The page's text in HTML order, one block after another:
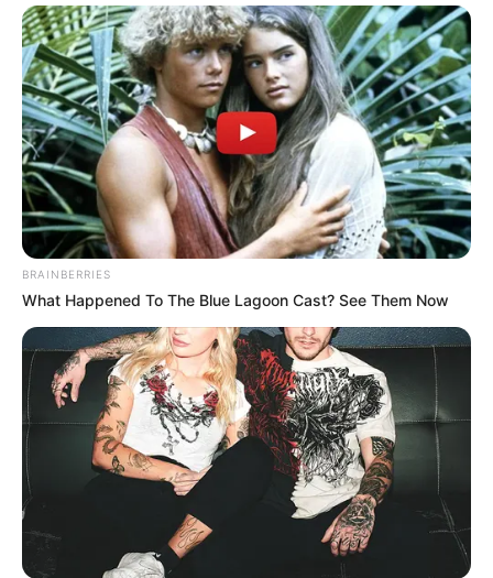
BRAINBERRIES
What Happened To The Blue Lagoon Cast? See Them Now